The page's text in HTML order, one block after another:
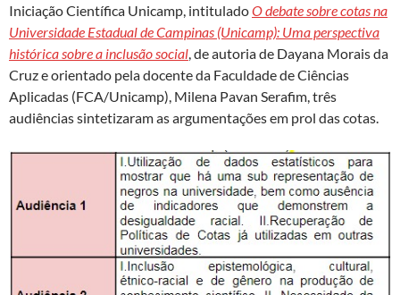
Iniciação Científica Unicamp, intituladoO debate sobre cotas na
Universidade Estadual de Campinas (Unicamp): Uma perspectiva
histórica sobre a inclusão social, de autoria de Dayana Morais da
Cruz e orientado pela docente da Faculdade de Ciências
Aplicadas (FCA/Unicamp), Milena Pavan Serafim, três
audiências sintetizaram as argumentações em prol das cotas.